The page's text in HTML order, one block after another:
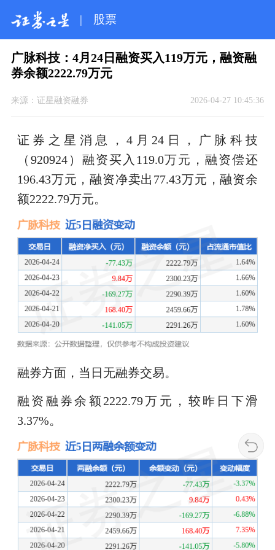
| 股票
广脉科技：4月24日融资买入119万元，融资融
券余额2222.79万元
来源： 证星融资融券 2026-04-27 10:45:36
证券之星消息，4月24日，广脉科技
（920924）融资买入119.0万元，融资偿还
196.43万元，融资净卖出77.43万元，融资余
额2222.79万元。
融券方面，当日无融券交易。
融资融券余额2222.79万元，较昨日下滑
3.37%。